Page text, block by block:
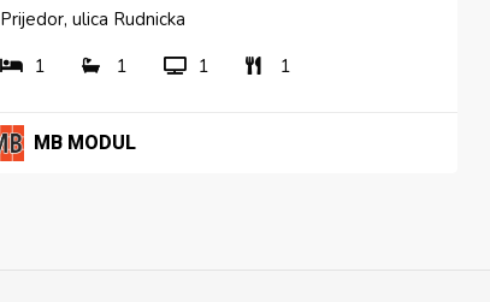
Prijedor, ulica Rudnicka
1
1 1 1
MB MODUL